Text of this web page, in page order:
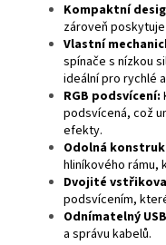
Kompaktní
zároveň
Vlastní
spínače s nízkou
ideální pro rychlé
RGB podsvícení:
podsvícená, což
efekty.
Odolná
hliníkového rámu,
Dvojité
podsvícením,
Odnímatelný
a správu kabelů.